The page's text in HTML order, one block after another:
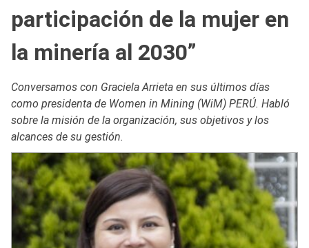
participación de la mujer en
la minería al 2030”
Conversamos con Graciela Arrieta en sus últimos días
como presidenta de Women in Mining (WiM) PERÚ. Habló
sobre la misión de la organización, sus objetivos y los
alcances de su gestión.